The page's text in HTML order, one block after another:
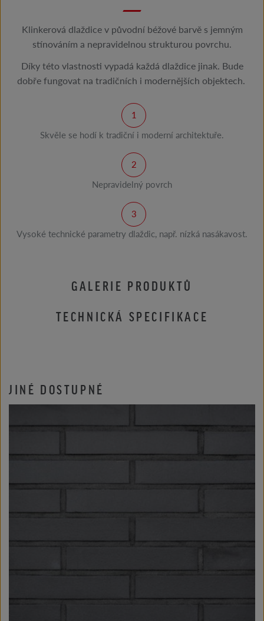
Klinkerová dlaždice v původní béžové barvě s jemným
stínováním a nepravidelnou strukturou povrchu.
Díky této vlastnosti vypadá každá dlaždice jinak. Bude
dobře fungovat na tradičních i modernějších objektech.
Skvěle se hodí k tradiční i moderní architektuře.
Nepravidelný povrch
Vysoké technické parametry dlaždic, např. nízká nasákavost.
GALERIE PRODUKTŮ
TECHNICKÁ SPECIFIKACE
JINÉ DOSTUPNÉ